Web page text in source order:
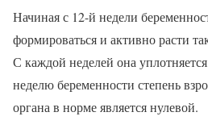
Начиная с 12-й недели
формироваться и активно расти
С каждой неделей она
неделю беременности степень
органа в норме является нулевой.